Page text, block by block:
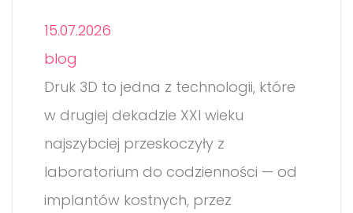
15.07.2026
blog
Druk 3D to jedna z technologii, które
w drugiej dekadzie XXI wieku
najszybciej przeskoczyły z
laboratorium do codzienności — od
implantów kostnych, przez